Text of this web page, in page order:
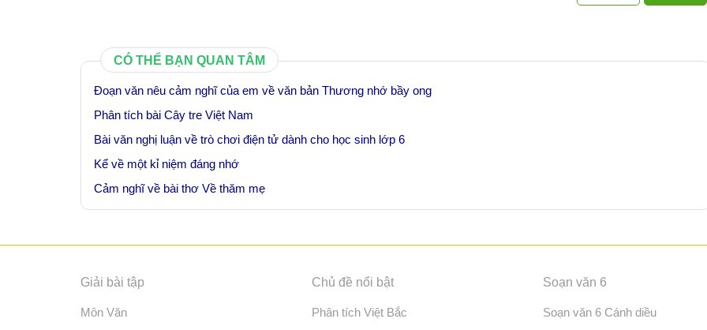
CÓ THỂ BẠN QUAN TÂM
Đoạn văn nêu cảm nghĩ của em về văn bản Thương nhớ bầy ong
Phân tích bài Cây tre Việt Nam
Bài văn nghị luận về trò chơi điện tử dành cho học sinh lớp 6
Kể về một kỉ niệm đáng nhớ
Cảm nghĩ về bài thơ Về thăm mẹ
Giải bài tập
Môn Văn
Chủ đề nổi bật
Phân tích Việt Bắc
Soạn văn 6
Soạn văn 6 Cánh diều